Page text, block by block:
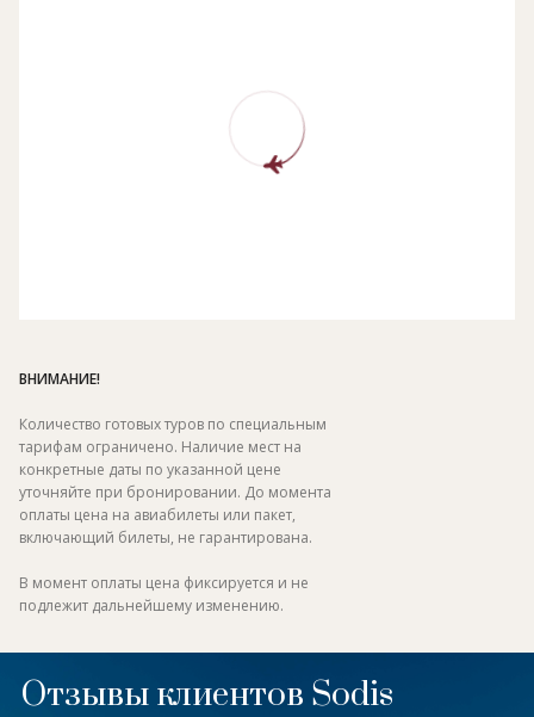
ВНИМАНИЕ!
Количество готовых туров по специальным
тарифам ограничено. Наличие мест на
конкретные даты по указанной цене
уточняйте при бронировании. До момента
оплаты цена на авиабилеты или пакет,
включающий билеты, не гарантирована.
В момент оплаты цена фиксируется и не
подлежит дальнейшему изменению.
Отзывы клиентов Sodis